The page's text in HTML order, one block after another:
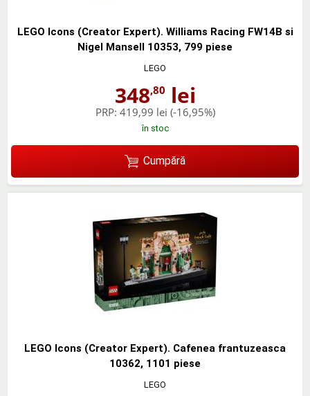
LEGO Icons (Creator Expert). Williams Racing FW14B si
Nigel Mansell 10353, 799 piese
LEGO
348,80 lei
PRP: 419,99 lei (-16,95%)
în stoc
Cumpără
LEGO Icons (Creator Expert). Cafenea frantuzeasca
10362, 1101 piese
LEGO